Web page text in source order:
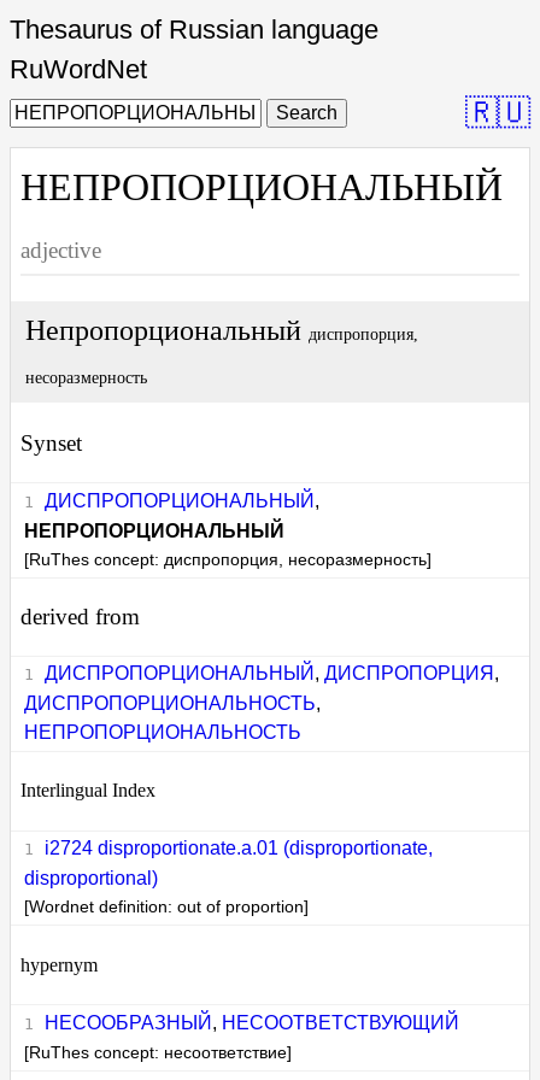
Thesaurus of Russian language
RuWordNet
Search 🇷🇺
НЕПРОПОРЦИОНАЛЬНЫЙ
adjective
Непропорциональный диспропорция,
несоразмерность
Synset
ДИСПРОПОРЦИОНАЛЬНЫЙ ,
НЕПРОПОРЦИОНАЛЬНЫЙ
[RuThes concept: диспропорция, несоразмерность]
derived from
ДИСПРОПОРЦИОНАЛЬНЫЙ , ДИСПРОПОРЦИЯ ,
ДИСПРОПОРЦИОНАЛЬНОСТЬ,
НЕПРОПОРЦИОНАЛЬНОСТЬ
Interlingual Index
i2724 disproportionate.a.01 (disproportionate,
disproportional)
[Wordnet definition: out of proportion]
hypernym
НЕСООБРАЗНЫЙ , НЕСООТВЕТСТВУЮЩИЙ
[RuThes concept: несоответствие]